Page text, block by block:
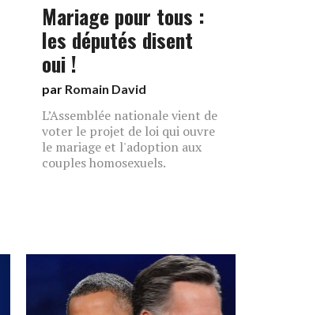
Mariage pour tous :
les députés disent
oui !
par Romain David
L’Assemblée nationale vient de
voter le projet de loi qui ouvre
le mariage et l'adoption aux
couples homosexuels.